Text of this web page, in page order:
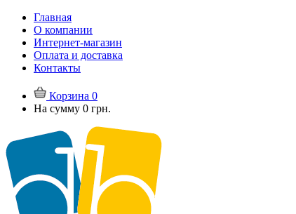
Главная
О компании
Интернет-магазин
Оплата и доставка
Контакты
Корзина 0
На сумму 0 грн.